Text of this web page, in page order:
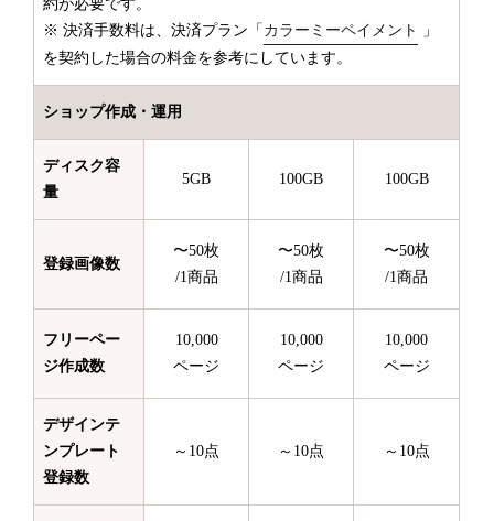
約が必要です。
※ 決済手数料は、決済プラン「 カラーミーペイメント
」
を契約した場合の料金を参考にしています。
ショップ作成・運用
ディスク容
量
5GB 100GB 100GB
登録画像数
〜50枚
/1商品
〜50枚
/1商品
〜50枚
/1商品
フリーペー
ジ作成数
10,000
ページ
10,000
ページ
10,000
ページ
デザインテ
ンプレート
登録数
～10点 ～10点 ～10点